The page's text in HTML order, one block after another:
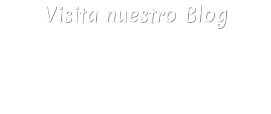
Visita nuestro Blog